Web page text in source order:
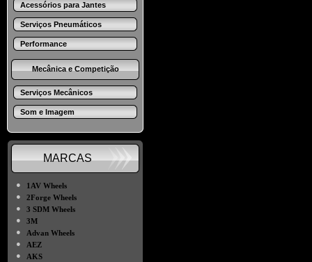
Acessórios para Jantes
Serviços Pneumáticos
Performance
Mecânica e Competição
Serviços Mecânicos
Som e Imagem
MARCAS
●
1AV Wheels
●
2Forge Wheels
●
3 SDM Wheels
●
3M
●
Advan Wheels
●
AEZ
●
AKS